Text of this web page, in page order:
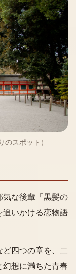
のスポット）
気な後輩「黒髪の
追いかける恋物語
四つの章を、二
幻想に満ちた青春